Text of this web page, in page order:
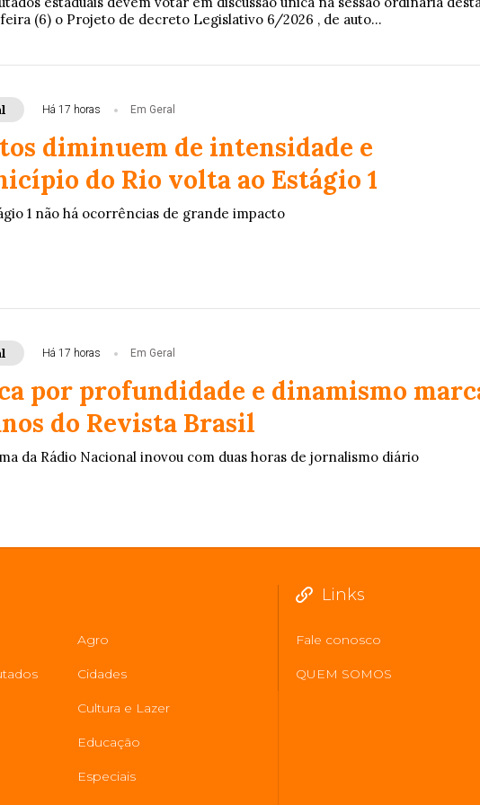
(6) o Projeto de decreto Legislativo 6/2026 , de auto...
Há 17 horas Em Geral
diminuem de intensidade e
do Rio volta ao Estágio 1
1 não há ocorrências de grande impacto
Há 17 horas Em Geral
por profundidade e dinamismo
do Revista Brasil
da Rádio Nacional inovou com duas horas de jornalismo diário
Agro
Cidades
Cultura e Lazer
Educação
Especiais
Links
Fale conosco
QUEM SOMOS